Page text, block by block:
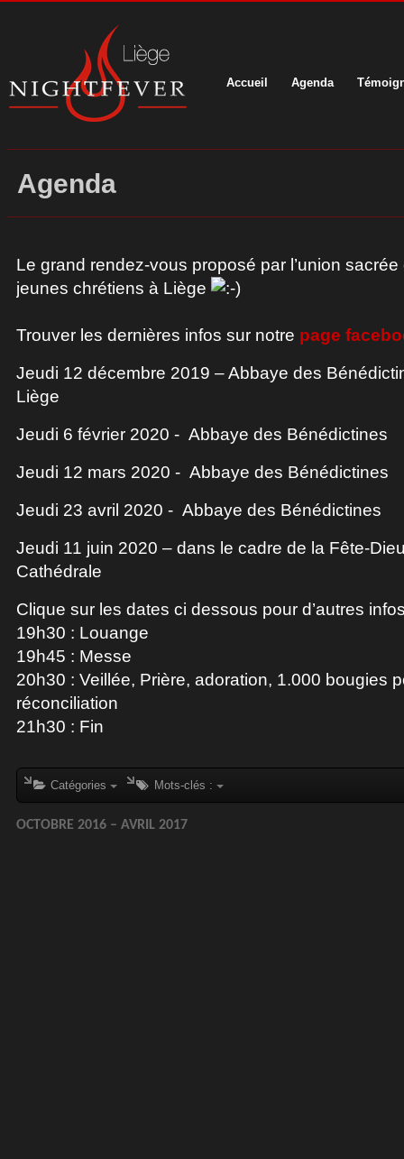
Accueil Agenda
Agenda
Le grand rendez-vous proposé par l’union
jeunes chrétiens à Liège
Trouver les dernières infos sur notre page
Jeudi 12 décembre 2019 – Abbaye des
Liège
Jeudi 6 février 2020 - Abbaye des Bénédictines
Jeudi 12 mars 2020 - Abbaye des Bénédictines
Jeudi 23 avril 2020 - Abbaye des Bénédictines
Jeudi 11 juin 2020 – dans le cadre de la Fête-
Cathédrale
Clique sur les dates ci dessous pour d’autres
19h30 : Louange
19h45 : Messe
20h30 : Veillée, Prière, adoration, 1.000 bougies
réconciliation
21h30 : Fin
Catégories Mots-clés :
OCTOBRE 2016 – AVRIL 2017